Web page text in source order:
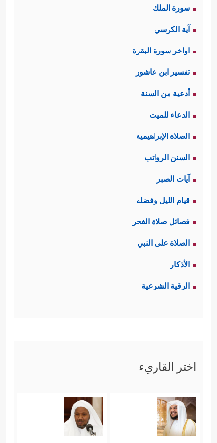
سورة الملك
آية الكرسي
اواخر سورة البقرة
تفسير ابن عاشور
أدعية من السنة
الدعاء للميت
الصلاة الإبراهيمية
السنن الرواتب
آيات الصبر
قيام الليل وفضله
فضائل صلاة الفجر
الصلاة على النبي
الأذكار
الرقية الشرعية
اختر القاريء